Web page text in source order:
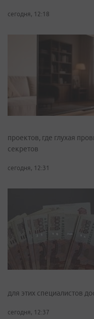
сегодня, 12:18
проектов, где глухая
секретов
сегодня, 12:31
для этих специалистов
сегодня, 12:37